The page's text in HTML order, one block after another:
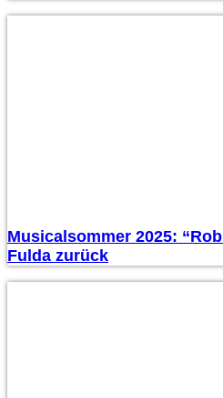
Musicalsommer 2025:
Fulda zurück